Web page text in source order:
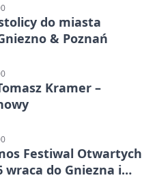
do miasta
& Poznań
Kramer –
Festiwal Otwartych
wraca do Gniezna i